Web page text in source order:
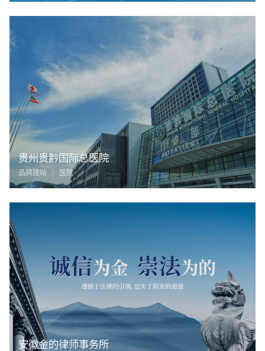
贵州贵黔国际总医院
品牌建站 医院
安徽金的律师事务所